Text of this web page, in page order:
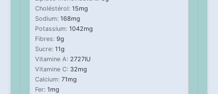
Choléstérol: 15mg
Sodium: 168mg
Potassium: 1042mg
Fibres: 9g
Sucre: 11g
Vitamine A: 2727IU
Vitamine C: 32mg
Calcium: 71mg
Fer: 1mg